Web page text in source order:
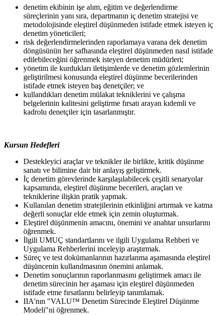
denetim ekibinin işe alım, eğitim ve değerlendirme
süreçlerinin yanı sıra, departmanın iç denetim stratejisi ve
metodolojisinde eleştirel düşünmeden istifade etmek isteyen iç
denetim yöneticileri;
risk değerlendirmelerinden raporlamaya varana dek denetim
döngüsünün her safhasında eleştirel düşünmeden nasıl istifade
edilebileceğini öğrenmek isteyen denetim müdürleri;
yönetim ile kurdukları iletişimlerde ve denetim gözlemlerinin
geliştirilmesi konusunda eleştirel düşünme becerilerinden
istifade etmek isteyen baş denetçiler; ve
kullandıkları denetim mülakat tekniklerini ve çalışma
belgelerinin kalitesini geliştirme fırsatı arayan kıdemli ve
kadrolu denetçiler için tasarlanmıştır.
Kursun Hedefleri
Destekleyici araçlar ve teknikler ile birlikte, kritik düşünme
sanatı ve bilimine dair bir anlayış geliştirmek.
İç denetim görevlerinde karşılaşılabilecek çeşitli senaryolar
kapsamında, eleştirel düşünme becerileri, araçları ve
tekniklerine ilişkin pratik yapmak.
Kullanılan denetim stratejilerinin etkinliğini artırmak ve katma
değerli sonuçlar elde etmek için zemin oluşturmak.
Eleştirel düşünmenin amacını, önemini ve anahtar unsurlarını
öğrenmek.
İlgili UMUÇ standartlarını ve ilgili Uygulama Rehberi ve
Uygulama Rehberlerini inceleyip araştırmak.
Süreç ve test dokümanlarının hazırlanma aşamasında eleştirel
düşüncenin kullanılmasının önemini anlamak.
Denetim sonuçlarının raporlanmasını geliştirmek amacı ile
denetim sürecinin her aşaması için eleştirel düşünmeden
istifade etme fırsatlarını belirleyip tanımlamak.
IIA'nın "VALU™ Denetim Sürecinde Eleştirel Düşünme
Modeli"ni öğrenmek.